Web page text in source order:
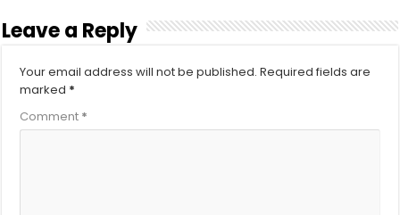
Leave a Reply
Your email address will not be published. Required fields are
marked *
Comment *